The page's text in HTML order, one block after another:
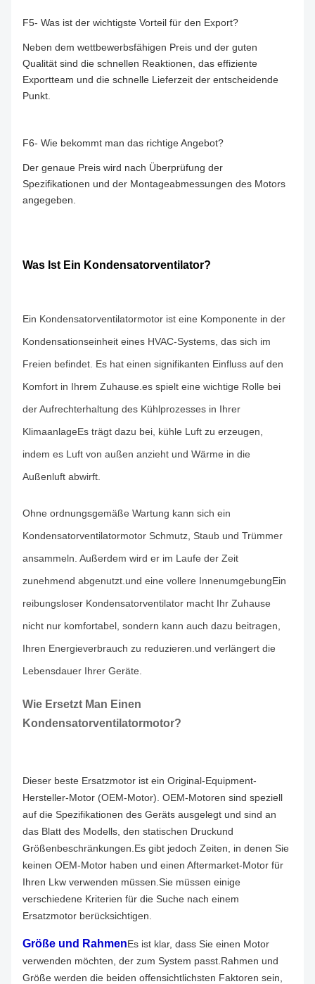
F5- Was ist der wichtigste Vorteil für den Export?
Neben dem wettbewerbsfähigen Preis und der guten
Qualität sind die schnellen Reaktionen, das effiziente
Exportteam und die schnelle Lieferzeit der entscheidende
Punkt.
F6- Wie bekommt man das richtige Angebot?
Der genaue Preis wird nach Überprüfung der
Spezifikationen und der Montageabmessungen des Motors
angegeben.
Was Ist Ein Kondensatorventilator?
Ein Kondensatorventilatormotor ist eine Komponente in der
Kondensationseinheit eines HVAC-Systems, das sich im
Freien befindet. Es hat einen signifikanten Einfluss auf den
Komfort in Ihrem Zuhause.es spielt eine wichtige Rolle bei
der Aufrechterhaltung des Kühlprozesses in Ihrer
KlimaanlageEs trägt dazu bei, kühle Luft zu erzeugen,
indem es Luft von außen anzieht und Wärme in die
Außenluft abwirft.
Ohne ordnungsgemäße Wartung kann sich ein
Kondensatorventilatormotor Schmutz, Staub und Trümmer
ansammeln. Außerdem wird er im Laufe der Zeit
zunehmend abgenutzt.und eine vollere InnenumgebungEin
reibungsloser Kondensatorventilator macht Ihr Zuhause
nicht nur komfortabel, sondern kann auch dazu beitragen,
Ihren Energieverbrauch zu reduzieren.und verlängert die
Lebensdauer Ihrer Geräte.
Wie Ersetzt Man Einen
Kondensatorventilatormotor?
Dieser beste Ersatzmotor ist ein Original-Equipment-
Hersteller-Motor (OEM-Motor). OEM-Motoren sind speziell
auf die Spezifikationen des Geräts ausgelegt und sind an
das Blatt des Modells, den statischen Druckund
Größenbeschränkungen. Es gibt jedoch Zeiten, in denen Sie
keinen OEM-Motor haben und einen Aftermarket-Motor für
Ihren Lkw verwenden müssen.Sie müssen einige
verschiedene Kriterien für die Suche nach einem
Ersatzmotor berücksichtigen.
Größe und RahmenEs ist klar, dass Sie einen Motor
verwenden möchten, der zum System passt.Rahmen und
Größe werden die beiden offensichtlichsten Faktoren sein,